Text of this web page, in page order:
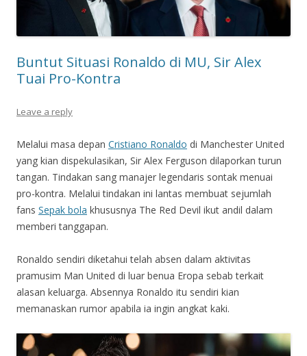
Buntut Situasi Ronaldo di MU, Sir Alex
Tuai Pro-Kontra
Leave a reply
Melalui masa depan Cristiano Ronaldo di Manchester United
yang kian dispekulasikan, Sir Alex Ferguson dilaporkan turun
tangan. Tindakan sang manajer legendaris sontak menuai
pro-kontra. Melalui tindakan ini lantas membuat sejumlah
fans Sepak bola khususnya The Red Devil ikut andil dalam
memberi tanggapan.
Ronaldo sendiri diketahui telah absen dalam aktivitas
pramusim Man United di luar benua Eropa sebab terkait
alasan keluarga. Absennya Ronaldo itu sendiri kian
memanaskan rumor apabila ia ingin angkat kaki.